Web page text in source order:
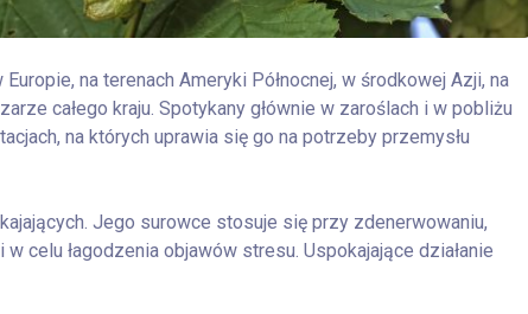
na terenach Ameryki Północnej, w środkowej Azji, na
całego kraju. Spotykany głównie w zaroślach i w pobliżu
na których uprawia się go na potrzeby przemysłu
Jego surowce stosuje się przy zdenerwowaniu,
celu łagodzenia objawów stresu. Uspokajające działanie